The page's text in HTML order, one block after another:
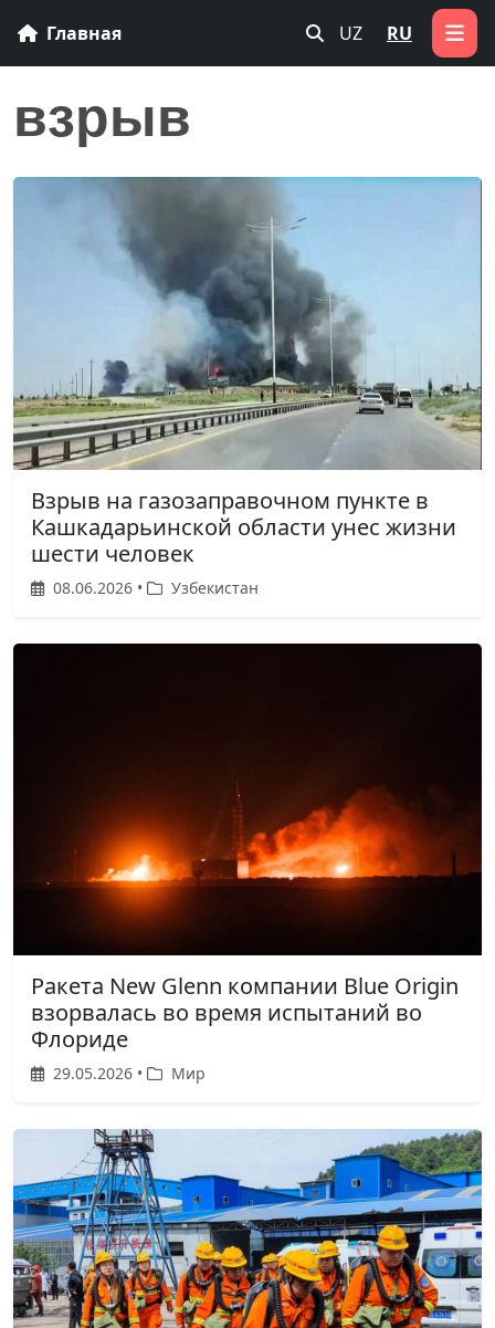
Главная UZ RU
взрыв
Взрыв на газозаправочном пункте в
Кашкадарьинской области унес жизни
шести человек
08.06.2026 • Узбекистан
Ракета New Glenn компании Blue Origin
взорвалась во время испытаний во
Флориде
29.05.2026 • Мир